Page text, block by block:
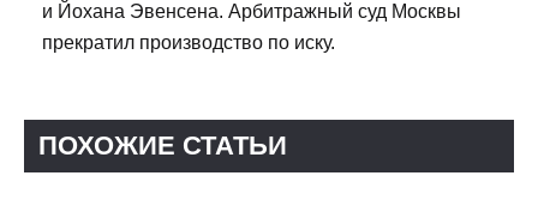
и Йохана Эвенсена. Арбитражный суд Москвы
прекратил производство по иску.
ПОХОЖИЕ СТАТЬИ